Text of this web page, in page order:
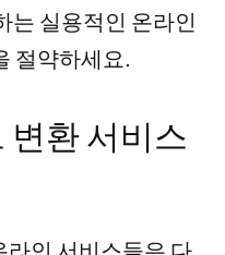
는 실용적인 온라인
절약하세요.
변환 서비스